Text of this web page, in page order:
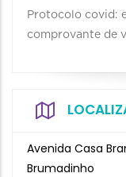
Protocolo covid:
comprovante de
Avenida Casa
Brumadinho